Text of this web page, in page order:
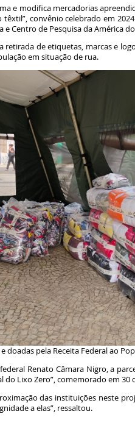
e modifica mercadorias
têxtil”, convênio celebrado em
Centro de Pesquisa da América
de etiquetas, marcas e
em situação de rua.
doadas pela Receita Federal ao
Renato Câmara Nigro, a
do Lixo Zero”, comemorado em 30
das instituições neste
a elas”, ressaltou.